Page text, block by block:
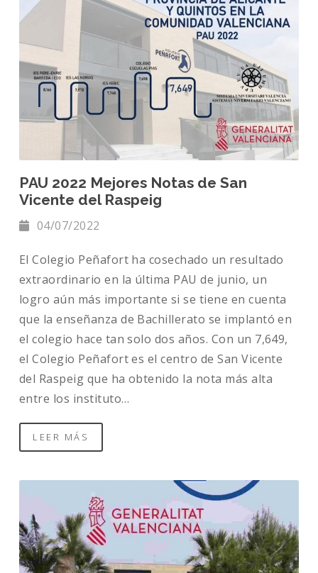
PAU 2022 Mejores Notas de San
Vicente del Raspeig
04/07/2022
El Colegio Peñafort ha cosechado un resultado
extraordinario en la última PAU de junio, un
logro aún más importante si se tiene en cuenta
que la enseñanza de Bachillerato se implantó en
el colegio hace tan solo dos años. Con un 7,649,
el Colegio Peñafort es el centro de San Vicente
del Raspeig que ha obtenido la nota más alta
entre los instituto…
LEER MÁS